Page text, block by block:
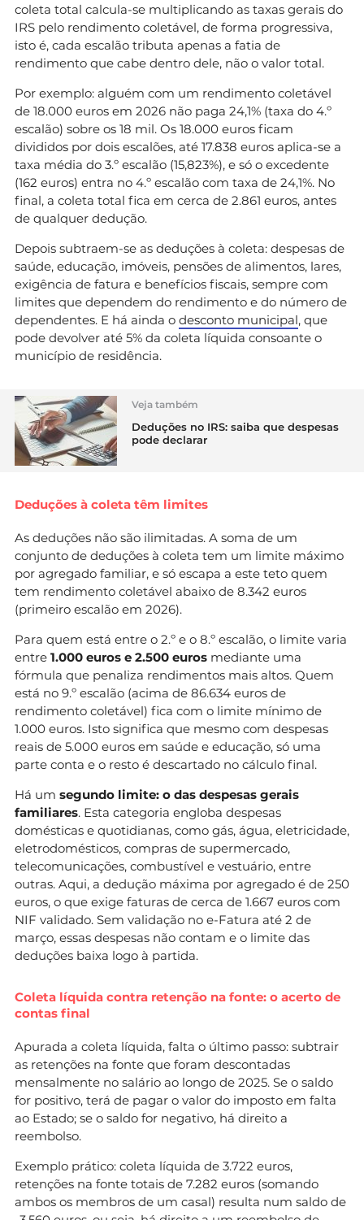
coleta total calcula-se multiplicando as taxas gerais do
IRS pelo rendimento coletável, de forma progressiva,
isto é, cada escalão tributa apenas a fatia de
rendimento que cabe dentro dele, não o valor total.
Por exemplo: alguém com um rendimento coletável
de 18.000 euros em 2026 não paga 24,1% (taxa do 4.º
escalão) sobre os 18 mil. Os 18.000 euros ficam
divididos por dois escalões, até 17.838 euros aplica-se a
taxa média do 3.º escalão (15,823%), e só o excedente
(162 euros) entra no 4.º escalão com taxa de 24,1%. No
final, a coleta total fica em cerca de 2.861 euros, antes
de qualquer dedução.
Depois subtraem-se as deduções à coleta: despesas de
saúde, educação, imóveis, pensões de alimentos, lares,
exigência de fatura e benefícios fiscais, sempre com
limites que dependem do rendimento e do número de
dependentes. E há ainda o desconto municipal, que
pode devolver até 5% da coleta líquida consoante o
município de residência.
Veja também
Deduções no IRS: saiba que despesas
pode declarar
Deduções à coleta têm limites
As deduções não são ilimitadas. A soma de um
conjunto de deduções à coleta tem um limite máximo
por agregado familiar, e só escapa a este teto quem
tem rendimento coletável abaixo de 8.342 euros
(primeiro escalão em 2026).
Para quem está entre o 2.º e o 8.º escalão, o limite varia
entre 1.000 euros e 2.500 euros mediante uma
fórmula que penaliza rendimentos mais altos. Quem
está no 9.º escalão (acima de 86.634 euros de
rendimento coletável) fica com o limite mínimo de
1.000 euros. Isto significa que mesmo com despesas
reais de 5.000 euros em saúde e educação, só uma
parte conta e o resto é descartado no cálculo final.
Há um segundo limite: o das despesas gerais
familiares. Esta categoria engloba despesas
domésticas e quotidianas, como gás, água, eletricidade,
eletrodomésticos, compras de supermercado,
telecomunicações, combustível e vestuário, entre
outras. Aqui, a dedução máxima por agregado é de 250
euros, o que exige faturas de cerca de 1.667 euros com
NIF validado. Sem validação no e-Fatura até 2 de
março, essas despesas não contam e o limite das
deduções baixa logo à partida.
Coleta líquida contra retenção na fonte: o acerto de
contas final
Apurada a coleta líquida, falta o último passo: subtrair
as retenções na fonte que foram descontadas
mensalmente no salário ao longo de 2025. Se o saldo
for positivo, terá de pagar o valor do imposto em falta
ao Estado; se o saldo for negativo, há direito a
reembolso.
Exemplo prático: coleta líquida de 3.722 euros,
retenções na fonte totais de 7.282 euros (somando
ambos os membros de um casal) resulta num saldo de